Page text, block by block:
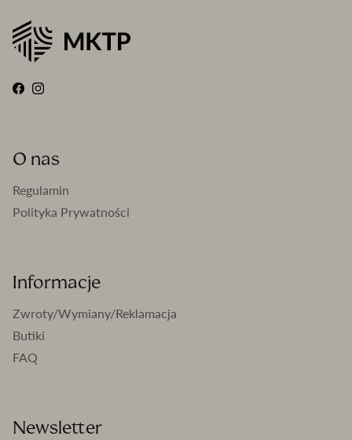
Facebook
Instagram
O nas
Regulamin
Polityka Prywatności
Informacje
Zwroty/Wymiany/Reklamacja
Butiki
FAQ
Newsletter